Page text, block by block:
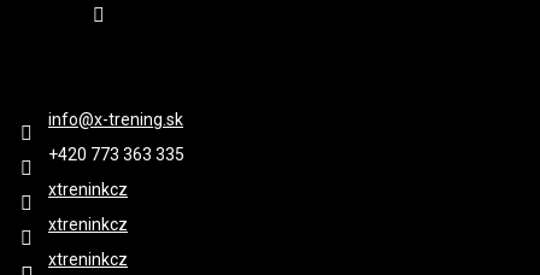
info@x-trening.sk
+420 ‭773 363 335
xtreninkcz
xtreninkcz
xtreninkcz